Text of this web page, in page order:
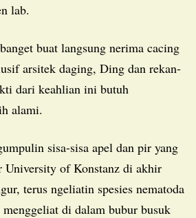
lab.
arsitek daging, Ding dan rekan-
dari keahlian ini butuh
alami.
University of Konstanz di akhir
terus ngeliatin spesies nematoda
menggeliat di dalam bubur busuk